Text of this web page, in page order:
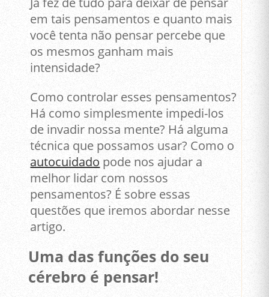
em tais pensamentos e quanto mais
você tenta não pensar percebe que
os mesmos ganham mais
intensidade?
Como controlar esses pensamentos?
Há como simplesmente impedi-los
de invadir nossa mente? Há alguma
técnica que possamos usar? Como o
autocuidado pode nos ajudar a
melhor lidar com nossos
pensamentos? É sobre essas
questões que iremos abordar nesse
artigo.
Uma das funções do seu
cérebro é pensar!